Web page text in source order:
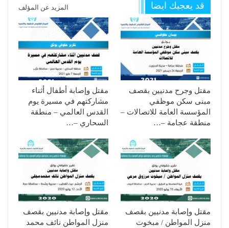
قد يعجبك ايضا المزيد عن المؤلف
مقتل وجرح مدنيين بقصف
مبنى سكن موظفي
المؤسسة العامة للاتصالات –
منطقة عجامة –…
مقتل وإصابة أطفال أثناء
مشاركتهم في مسيرة يوم
القدس العالمي – منطقة
السحاري –…
مقتل وإصابة مدنيين بقصف
منزل المواطن / مبخوت
مقتل وإصابة مدنيين بقصف
منزل المواطن نائف محمد